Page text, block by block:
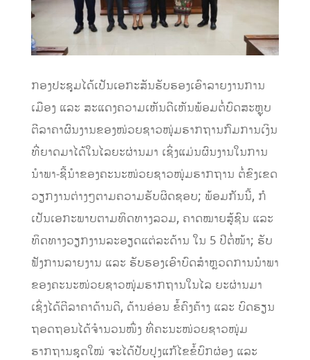
ກອງປະຊຸມໄດ້ເປັນເອກະສັນຮັບຮອງເອົາລາຍງານການ
ເມືອງ ແລະ ສະແດງຄວາມເຫັນດີເຫັນພ້ອມຕໍ່ບົດສະຫຼຸບ
ຕີລາຄາຜົນງານຂອງໜ່ວຍຊາວໜຸ່ມຮາກຖານກົມການເງິນ
ທີ່ຍາດມາໄດ້ໃນໄລຍະຜ່ານມາ ເຊິ່ງແມ່ນຜົນງານໃນການ
ນໍາພາ-ຊີ້ນໍາຂອງຄະນະໜ່ວຍຊາວໜຸ່ມຮາກຖານ ຕໍ່ຂົງເຂດ
ວຽກງານຕ່າງໆຕາມຄວາມຮັບຜິດຊອບ; ພ້ອມກັນນີ້, ກໍ
ເປັນເອກະພາບຕາມທິດທາງລວມ, ຄາດໝາຍສູ້ຊົນ ແລະ
ທິດທາງວຽກງານລະອຽດແຕ່ລະດ້ານ ໃນ 5 ປີຕໍ່ໜ້າ; ຮັບ
ຟັງການລາຍງານ ແລະ ຮັບຮອງເອົາບົດສໍາຫຼວດການນໍາພາ
ຂອງຄະນະໜ່ວຍຊາວໜຸ່ມຮາກຖານໃນໄລ ຍະຜ່ານມາ
ເຊິ່ງໄດ້ຕີລາຄາດ້ານດີ, ດ້ານອ່ອນ ຂໍ້ຄົງຄ້າງ ແລະ ບົດຮຽນ
ຖອດຖອນໄດ້ຈໍານວນໜຶ່ງ ທີ່ຄະນະໜ່ວຍຊາວໜຸ່ມ
ຮາກຖານຊຸດໃໝ່ ຈະໄດ້ປັບປຸງແກ້ໄຂຂໍ້ບົກຜ່ອງ ແລະ